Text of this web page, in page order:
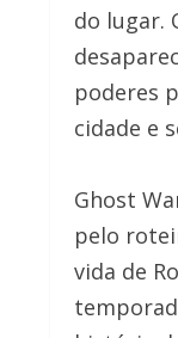
do lugar.
poderes
cidade e
Ghost
pelo
vida de